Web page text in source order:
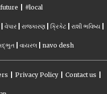
#local
વેપાર રાજકારણ ક્રિકેટ રાશી ભવિષ્ય
વાયરલ navo desh
Privacy Policy Contact us